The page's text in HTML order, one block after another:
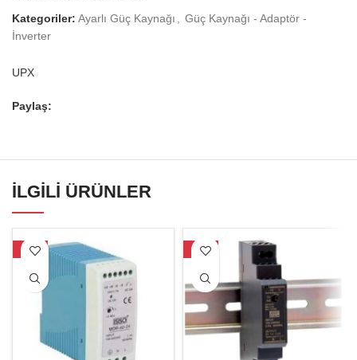
Kategoriler: Ayarlı Güç Kaynağı
Güç Kaynağı - Adaptör -
İnverter
UPX
Paylaş:
İLGILI ÜRÜNLER
-17% -19%